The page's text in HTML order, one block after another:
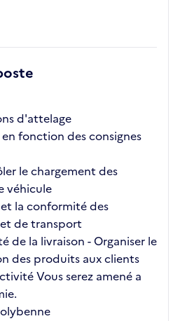
d'attelage
fonction des consignes
le chargement des
véhicule
la conformité des
de transport
de la livraison - Organiser le
des produits aux clients
Vous serez amené a